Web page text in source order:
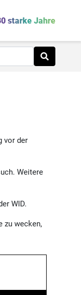
starke Jahre
vor der
Weitere
WID.
zu wecken,